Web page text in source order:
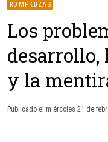
ROMPKBZAS
Los
desarrollo,
y la
Publicado el miércoles 21 de